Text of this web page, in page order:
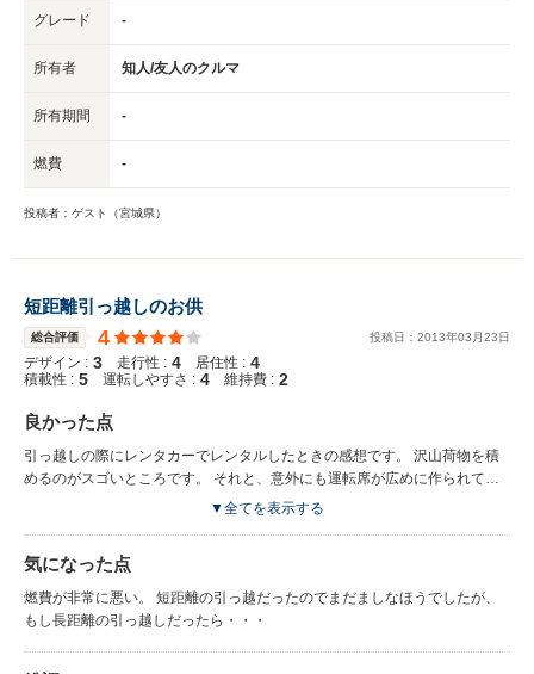
グレード -
所有者 知人/友人のクルマ
所有期間 -
燃費 -
投稿者：ゲスト（宮城県）
短距離引っ越しのお供
総合評価 4 投稿日： 2013年03 月23日
デザイン : 3 走行性 : 4 居住性 : 4
積載性 : 5 運転しやすさ : 4 維持費 : 2
良かった点
引っ越しの際にレンタカーでレンタルしたときの感想です。 沢山荷物を積
めるのがスゴいところです。 それと、意外にも運転席が広めに作られてい
▼全てを表示する
気になった点
燃費が非常に悪い。 短距離の引っ越だったのでまだましなほうでしたが、
もし長距離の引っ越しだったら・・・